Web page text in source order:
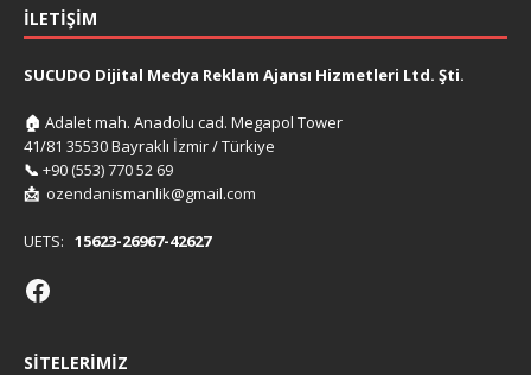
İLETIŞIM
SUCUDO Dijital Medya Reklam Ajansı Hizmetleri Ltd. Şti.
🏠 Adalet mah. Anadolu cad. Megapol Tower
41/81 35530 Bayraklı İzmir / Türkiye
📞 +90 (553) 770 52 69
📩 ozendanismanlik@gmail.com
UETS: 15623-26967-42627
SITELERIMIZ